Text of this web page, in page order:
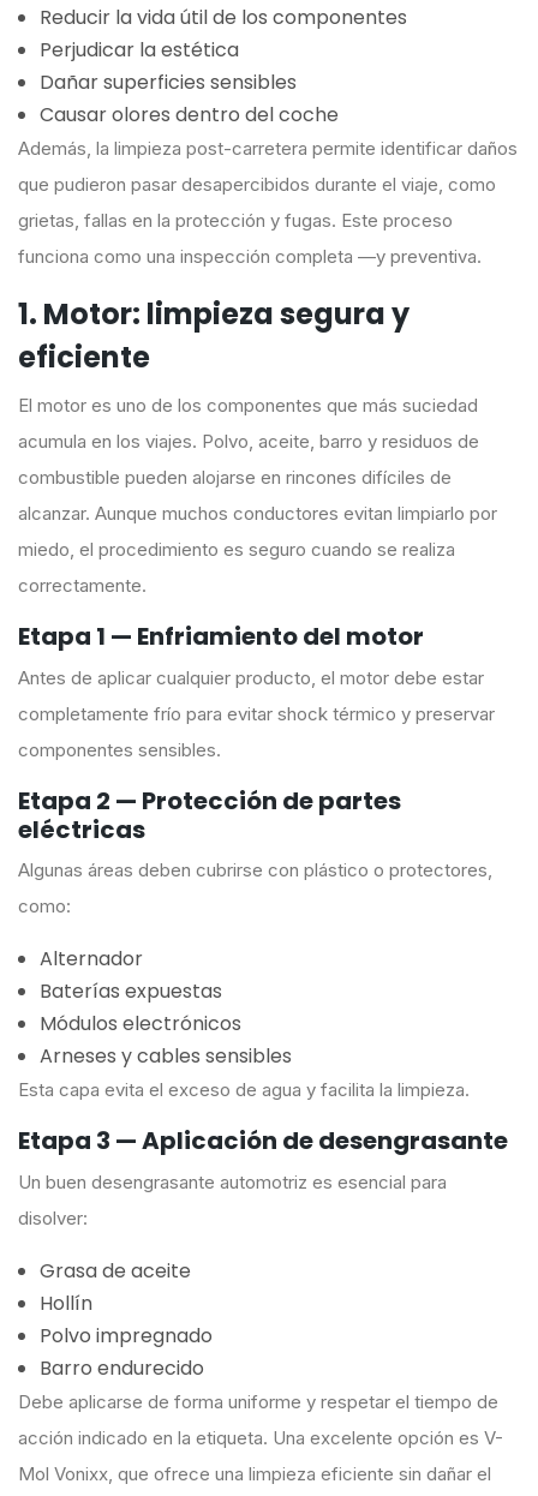
Reducir la vida útil de los componentes
Perjudicar la estética
Dañar superficies sensibles
Causar olores dentro del coche
Además, la limpieza post-carretera permite identificar daños
que pudieron pasar desapercibidos durante el viaje, como
grietas, fallas en la protección y fugas. Este proceso
funciona como una inspección completa —y preventiva.
1. Motor: limpieza segura y
eficiente
El motor es uno de los componentes que más suciedad
acumula en los viajes. Polvo, aceite, barro y residuos de
combustible pueden alojarse en rincones difíciles de
alcanzar. Aunque muchos conductores evitan limpiarlo por
miedo, el procedimiento es seguro cuando se realiza
correctamente.
Etapa 1 — Enfriamiento del motor
Antes de aplicar cualquier producto, el motor debe estar
completamente frío para evitar shock térmico y preservar
componentes sensibles.
Etapa 2 — Protección de partes
eléctricas
Algunas áreas deben cubrirse con plástico o protectores,
como:
Alternador
Baterías expuestas
Módulos electrónicos
Arneses y cables sensibles
Esta capa evita el exceso de agua y facilita la limpieza.
Etapa 3 — Aplicación de desengrasante
Un buen desengrasante automotriz es esencial para
disolver:
Grasa de aceite
Hollín
Polvo impregnado
Barro endurecido
Debe aplicarse de forma uniforme y respetar el tiempo de
acción indicado en la etiqueta. Una excelente opción es V-
Mol Vonixx, que ofrece una limpieza eficiente sin dañar el